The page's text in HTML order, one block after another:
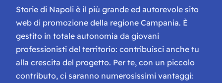
Storie di Napoli è il più grande ed autorevole sito
web di promozione della regione Campania. È
gestito in totale autonomia da giovani
professionisti del territorio: contribuisci anche tu
alla crescita del progetto. Per te, con un piccolo
contributo, ci saranno numerosissimi vantaggi: